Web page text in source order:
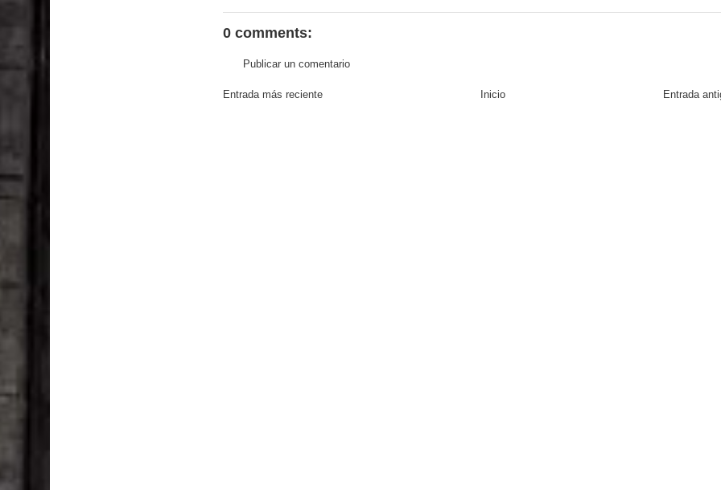
0 comments:
Publicar un comentario
Entrada más reciente Entrada
Inicio